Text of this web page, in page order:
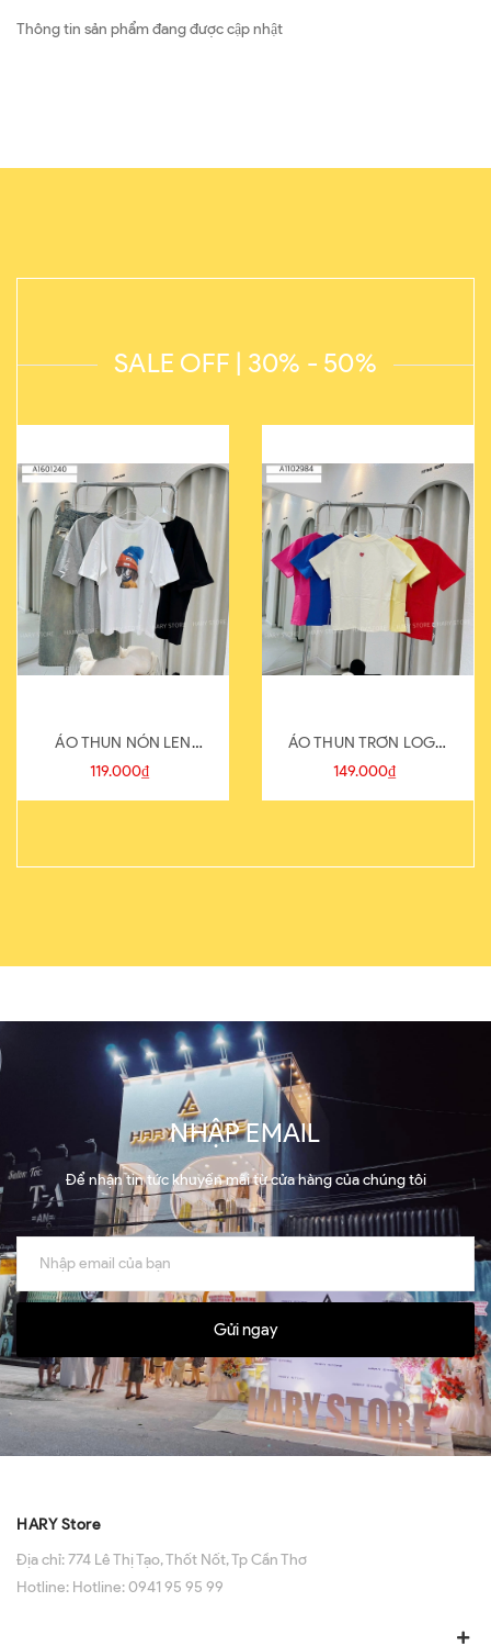
Thông tin sản phẩm đang được cập nhật
SALE OFF | 30% - 50%
ÁO THUN NÓN LEN
821-1
119.000₫
ÁO THUN TRƠN LOGO
SAU
149.000₫
NHẬP EMAIL
Để nhận tin tức khuyến mãi từ cửa hàng của chúng tôi
Gửi ngay
HARY Store
Địa chỉ:774 Lê Thị Tạo, Thốt Nốt, Tp Cần Thơ
Hotline: Hotline: 0941 95 95 99